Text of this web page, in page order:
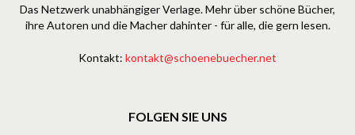
Das Netzwerk unabhängiger Verlage. Mehr über schöne Bücher,
ihre Autoren und die Macher dahinter - für alle, die gern lesen.
Kontakt: kontakt@schoenebuecher.net
FOLGEN SIE UNS